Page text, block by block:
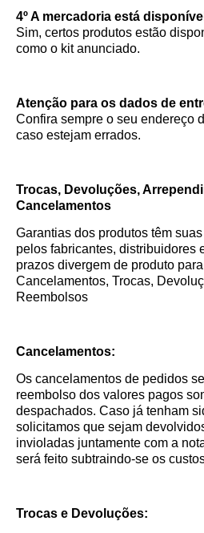
4º A mercadoria está
Sim, certos produtos estão
como o kit anunciado.
Atenção para os dados de
Confira sempre o seu endereço
caso estejam errados.
Trocas, Devoluções,
Cancelamentos
Garantias dos produtos têm
pelos fabricantes, distribuidores
prazos divergem de produto
Cancelamentos, Trocas,
Reembolsos
Cancelamentos:
Os cancelamentos de pedidos
reembolso dos valores pagos
despachados. Caso já tenham
solicitamos que sejam
invioladas juntamente com a
será feito subtraindo-se os
Trocas e Devoluções: